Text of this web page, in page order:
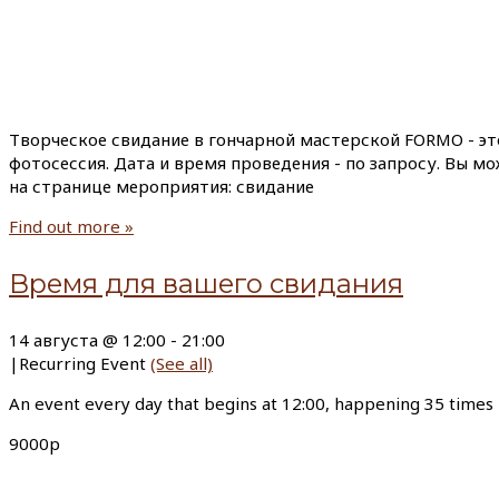
Творческое свидание в гончарной мастерской FORMO -
фотосессия. Дата и время проведения - по запросу. Вы
на странице мероприятия: свидание
Find out more »
Время для вашего свидания
14 августа @ 12:00 - 21:00
| Recurring Event (See all)
An event every day that begins at 12:00, happening 35 times
9000р